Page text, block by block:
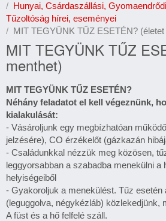
Hunyai, Csárdaszállási,
Tűzoltóság hírei, eseményei
MIT TEGYÜNK TŰZ ESETÉN? (életet
MIT TEGYÜNK TŰZ
menthet)
MIT TEGYÜNK TŰZ ESETÉN?
Néhány feladatot el kell végeznünk,
kialakulását:
- Vásároljunk egy megbízhatóan
jelzésére), CO érzékelőt (gázkazán
- Családunkkal nézzük meg közösen,
leggyorsabban a szabadba menekülni
helyiségeiből
- Gyakoroljuk a menekülést. Tűz esetén
(leguggolva, négykézláb) közlekedjünk,
A füst és a hő felfelé száll.